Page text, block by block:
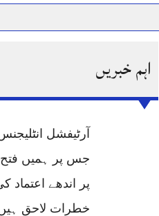
پر قربان
اہم خبریں
آرٹیفشل
پر اندھے
خطرات لاحق